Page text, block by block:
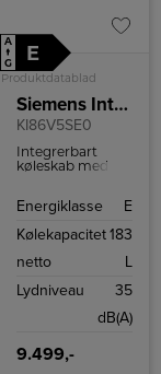
A
↑
G
E
Produktdatablad
Siemens Integrerbart køle-/fryseskab
KI86V5SE0
Integrerbart
køleskab med en
frysekapacitet på
Energiklasse
E
Kølekapacitet
netto
183
L
Lydniveau
35
dB(A)
9.499,-